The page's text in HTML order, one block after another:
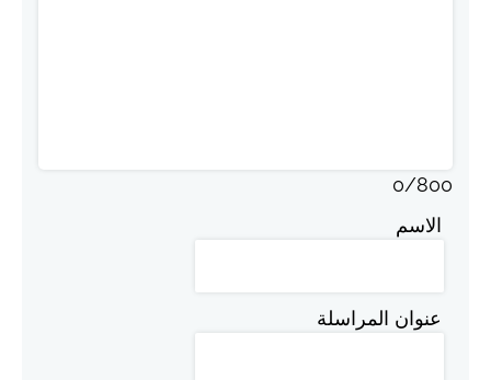
0/800
الاسم
عنوان المراسلة